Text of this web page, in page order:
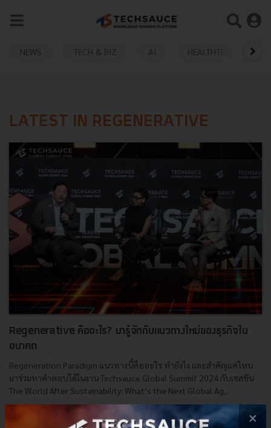
NEWS TECH & BIZ AI HEALTHTECH
LATEST IN REGENERATIVE
Regenerative คืออะไร? มารู้จักกับแนวทางใหม่ของธุรกิจใน
อนาคต
Regeneration Paradigm แนวทางนี้คืออะไร ทำยังไง และสำคัญแค่ไหน
มาร่วมหาคำตอบได้ในงาน Techsauce Global Summit 2024 กับเซสชัน
The World After Sustainability: What’s the Next Global Ag...
| By ×